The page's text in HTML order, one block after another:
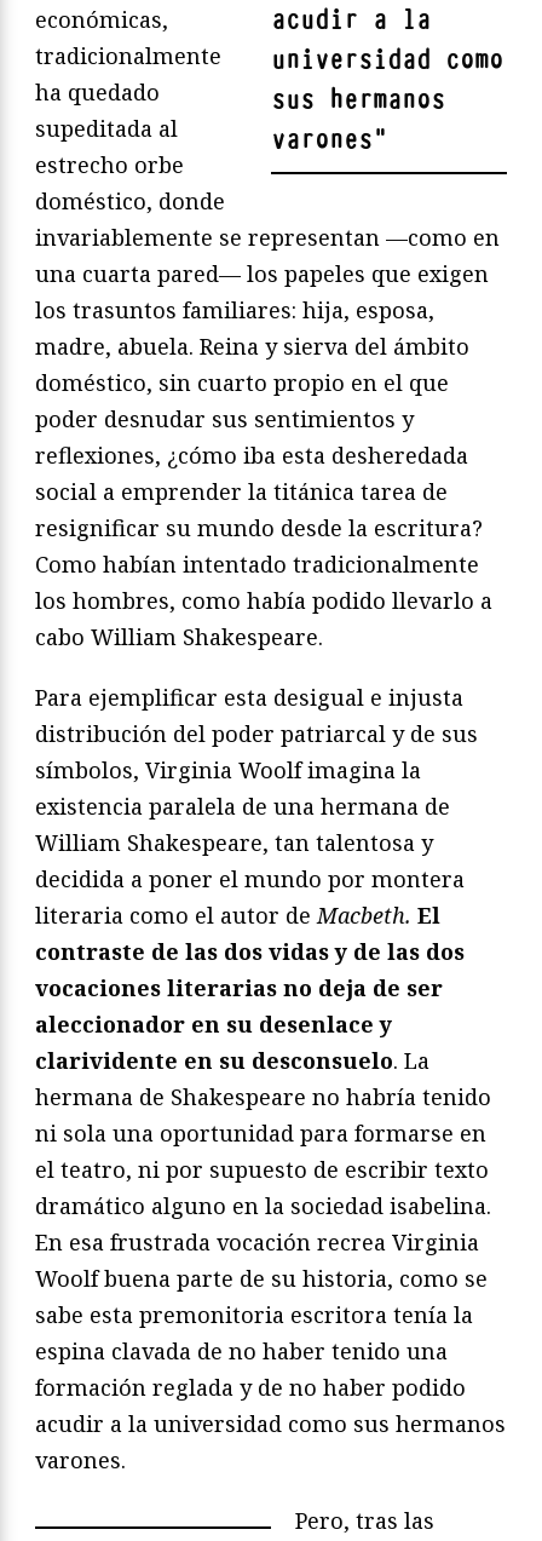
acudir a la
universidad como
sus hermanos
varones"
económicas,
tradicionalmente
ha quedado
supeditada al
estrecho orbe
doméstico, donde
invariablemente se representan —como en
una cuarta pared— los papeles que exigen
los trasuntos familiares: hija, esposa,
madre, abuela. Reina y sierva del ámbito
doméstico, sin cuarto propio en el que
poder desnudar sus sentimientos y
reflexiones, ¿cómo iba esta desheredada
social a emprender la titánica tarea de
resignificar su mundo desde la escritura?
Como habían intentado tradicionalmente
los hombres, como había podido llevarlo a
cabo William Shakespeare.
Para ejemplificar esta desigual e injusta
distribución del poder patriarcal y de sus
símbolos, Virginia Woolf imagina la
existencia paralela de una hermana de
William Shakespeare, tan talentosa y
decidida a poner el mundo por montera
literaria como el autor deMacbeth. El
contraste de las dos vidas y de las dos
vocaciones literarias no deja de ser
aleccionador en su desenlace y
clarividente en su desconsuelo. La
hermana de Shakespeare no habría tenido
ni sola una oportunidad para formarse en
el teatro, ni por supuesto de escribir texto
dramático alguno en la sociedad isabelina.
En esa frustrada vocación recrea Virginia
Woolf buena parte de su historia, como se
sabe esta premonitoria escritora tenía la
espina clavada de no haber tenido una
formación reglada y de no haber podido
acudir a la universidad como sus hermanos
varones.
Pero, tras las